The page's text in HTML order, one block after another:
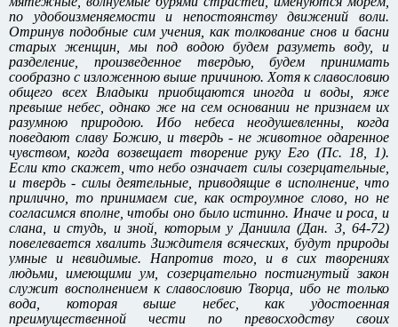
по удобоизменяемости и непостоянству движений воли.
Отринув подобные сим учения, как толкование снов и басни
старых женщин, мы под водою будем разуметь воду, и
разделение, произведенное твердью, будем принимать
сообразно с изложенною выше причиною. Хотя к славословию
общего всех Владыки приобщаются иногда и воды, яже
превыше небес, однако же на сем основании не признаем их
разумною природою. Ибо небеса неодушевленны, когда
поведают славу Божию, и твердь - не животное одаренное
чувством, когда возвещает творение руку Его (Пс. 18, 1).
Если кто скажет, что небо означает силы созерцательные,
и твердь - силы деятельные, приводящие в исполнение, что
прилично, то принимаем cиe, как остроумное слово, но не
согласимся вполне, чтобы оно было истинно. Иначе и роса, и
слана, и студь, и зной, которым у Даниила (Дан. 3, 64-72)
повелевается хвалить Зиждителя всяческих, будут природы
умные и невидимые. Напротив того, и в сих творениях
людьми, имеющими ум, созерцательно постигнутый закон
служит восполнением к славословию Творца, ибо не только
вода, которая выше небес, как удостоенная
преимущественной чести по превосходству своих